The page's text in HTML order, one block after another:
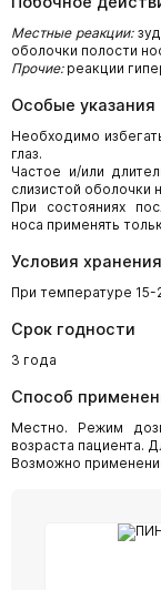
Местные реакции:
оболочки полости
Прочие:реакции
Особые указания
Необходимо
глаз.
Частое и/или
слизистой оболочки
При состояниях
носа применять
Условия хранения
При температуре 15-
Срок годности
3 года
Способ
Местно. Режим
возраста пациента.
Возможно